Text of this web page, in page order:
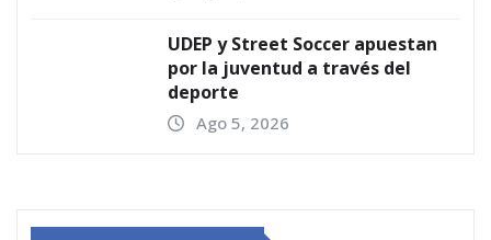
UDEP y Street Soccer apuestan
por la juventud a través del
deporte
Ago 5, 2026